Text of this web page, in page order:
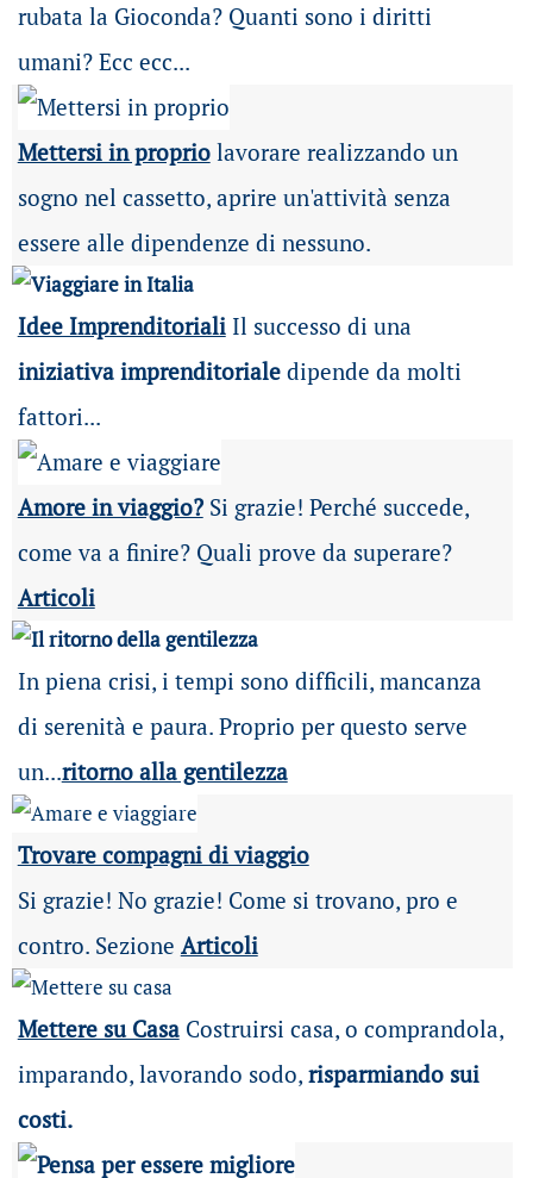
rubata la Gioconda? Quanti sono i diritti
umani? Ecc ecc...
Mettersi in propriolavorare realizzando un
sogno nel cassetto, aprire un'attività senza
essere alle dipendenze di nessuno.
Idee ImprenditorialiIl successo di una
iniziativa imprenditorialedipende da molti
fattori...
Amore in viaggio?Si grazie! Perché succede,
come va a finire? Quali prove da superare?
Articoli
In piena crisi, i tempi sono difficili, mancanza
di serenità e paura. Proprio per questo serve
un...ritorno alla gentilezza
Trovare compagni di viaggio
Si grazie! No grazie! Come si trovano, pro e
contro. Sezione Articoli
Mettere su Casa Costruirsi casa, o comprandola,
imparando, lavorando sodo, risparmiando sui
costi.